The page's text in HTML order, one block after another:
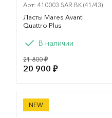
Арт: 410003 SAR BK (41/43)
Ласты Mares Avanti
Quattro Plus
В наличии
21 800 ₽
20 900 ₽
NEW
Ласты Mares Razor pro